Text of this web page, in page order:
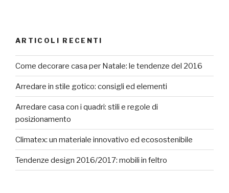
ARTICOLI RECENTI
Come decorare casa per Natale: le tendenze del 2016
Arredare in stile gotico: consigli ed elementi
Arredare casa con i quadri: stili e regole di
posizionamento
Climatex: un materiale innovativo ed ecosostenibile
Tendenze design 2016/2017: mobili in feltro